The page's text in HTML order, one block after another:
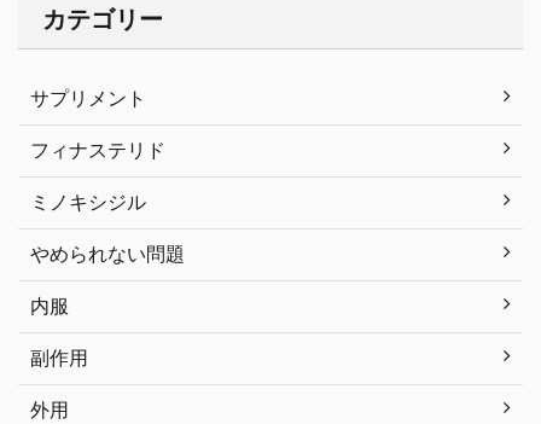
カテゴリー
サプリメント
フィナステリド
ミノキシジル
やめられない問題
内服
副作用
外用